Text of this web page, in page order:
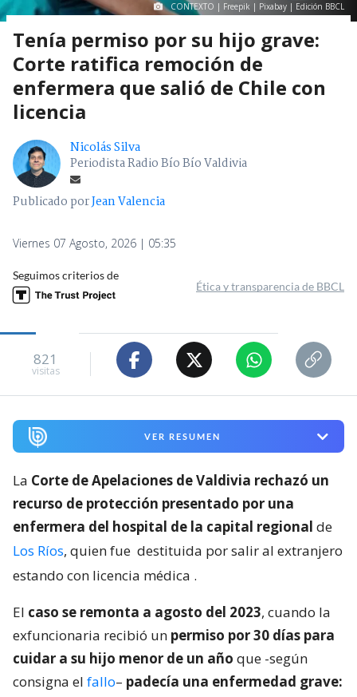
CONTEXTO | Freepik | Pixabay | Edición BBCL
Tenía permiso por su hijo grave:
Corte ratifica remoción de
enfermera que salió de Chile con
licencia
Nicolás Silva
Periodista Radio Bío Bío Valdivia
Publicado porJean Valencia
Viernes 07 Agosto, 2026 | 05:35
Seguimos criterios de
Ética y transparencia de BBCL
821
visitas
VER RESUMEN
La Corte de Apelaciones de Valdivia rechazó un
recurso de protección presentado por una
enfermera del hospital de la capital regional de
Los Ríos, quien fue destituida por salir al extranjero
estando con licencia médica .
El caso se remonta a agosto del 2023, cuando la
exfuncionaria recibió un permiso por 30 días para
cuidar a su hijo menor de un año que -según
consigna el fallo– padecía una enfermedad grave: